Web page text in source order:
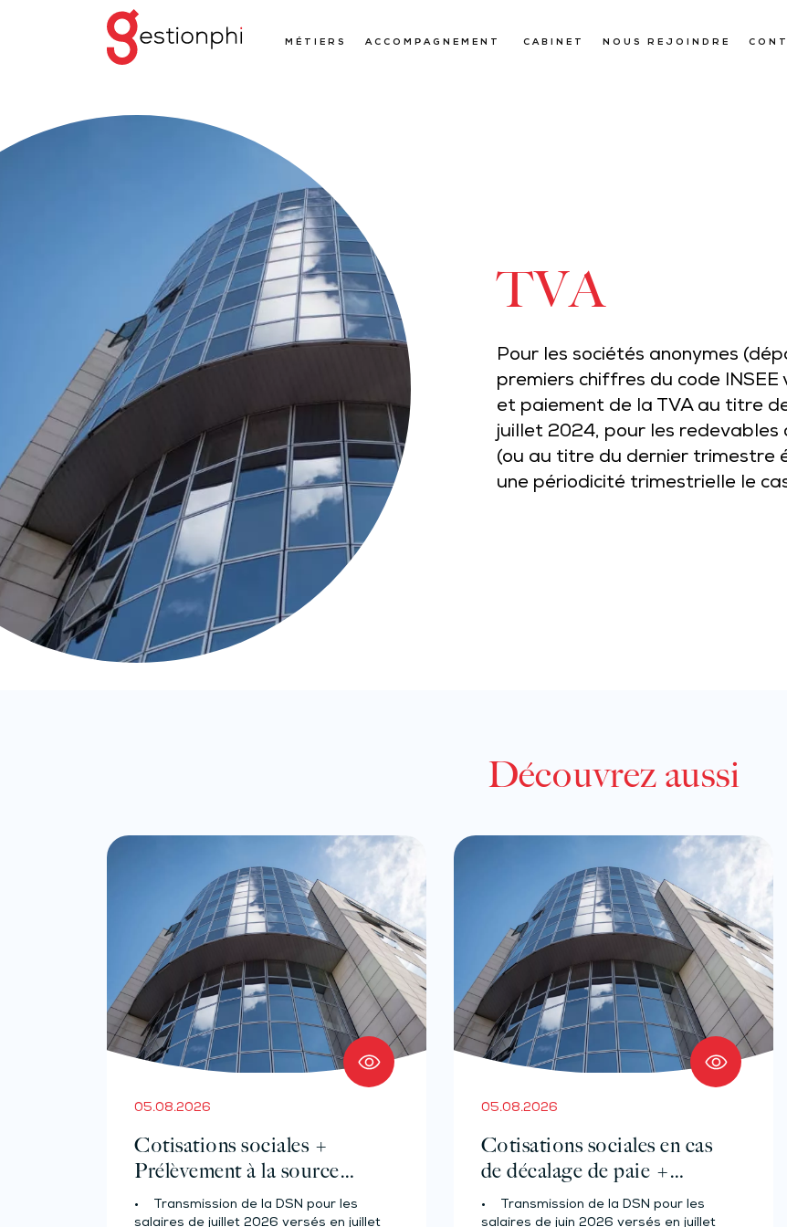
MÉTIERS ACCOMPAGNEMENT CABINET NOUS REJOINDRE
TVA
Pour les sociétés anonymes
premiers chiffres du code
et paiement de la TVA au titre
juillet 2024, pour les redevables
(ou au titre du dernier trimestre
une périodicité trimestrielle le
Découvrez aussi
05.08.2026
Cotisations sociales +
Prélèvement à la source
pour les salariés et assimilés
(effectif d’au moins 50
• Transmission de la DSN pour les
salaires de juillet 2026 versés en juillet
05.08.2026
Cotisations sociales en cas
de décalage de paie +
Prélèvement à la source des
salariés et assimilés (effectif
• Transmission de la DSN pour les
salaires de juin 2026 versés en juillet